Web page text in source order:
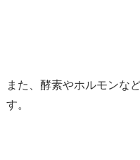
また、酵素やホルモンな
す。